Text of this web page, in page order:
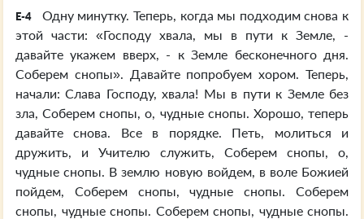
E-4
Одну минутку. Теперь, когда мы подходим снова к
этой части: «Господу хвала, мы в пути к Земле, -
давайте укажем вверх, - к Земле бесконечного дня.
Соберем снопы». Давайте попробуем хором. Теперь,
начали: Слава Господу, хвала! Мы в пути к Земле без
зла, Соберем снопы, о, чудные снопы. Хорошо, теперь
давайте снова. Все в порядке. Петь, молиться и
дружить, и Учителю служить, Соберем снопы, о,
чудные снопы. В землю новую войдем, в воле Божией
пойдем, Соберем снопы, чудные снопы. Соберем
снопы, чудные снопы. Соберем снопы, чудные снопы.